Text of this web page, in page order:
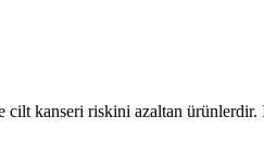
cilt kanseri riskini azaltan